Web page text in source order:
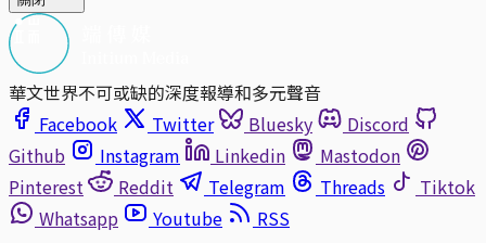
華文世界不可或缺的深度報導和多元聲音
Facebook
Twitter Bluesky
Discord
Github
Instagram Linkedin
Mastodon
Pinterest
Reddit Telegram Threads
Tiktok
Whatsapp
Youtube
RSS